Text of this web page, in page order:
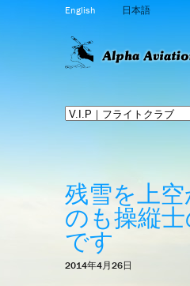
English 日本語
残雪を上
のも操縦
です
2014年4月26日